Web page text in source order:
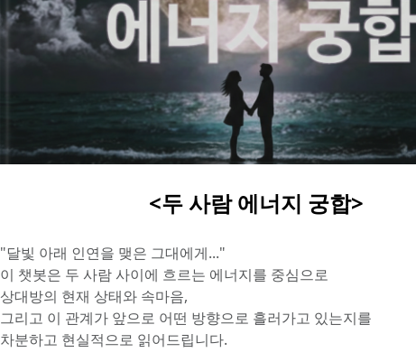
<두 사람 에너지 궁합>
"달빛 아래 인연을 맺은 그대에게..."
이 챗봇은 두 사람 사이에 흐르는 에너지를 중심으로
상대방의 현재 상태와 속마음,
그리고 이 관계가 앞으로 어떤 방향으로 흘러가고 있는지를
차분하고 현실적으로 읽어드립니다.